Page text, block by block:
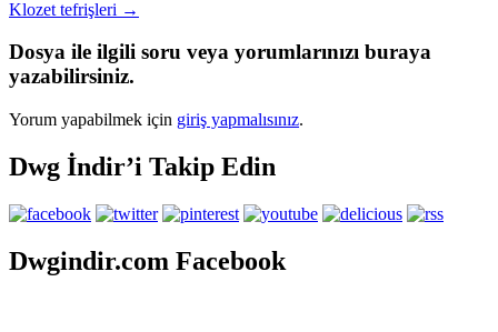
Klozet tefrişleri →
Dosya ile ilgili soru veya yorumlarınızı buraya
yazabilirsiniz.
Yorum yapabilmek için giriş yapmalısınız.
Dwg İndir’i Takip Edin
Dwgindir.com Facebook